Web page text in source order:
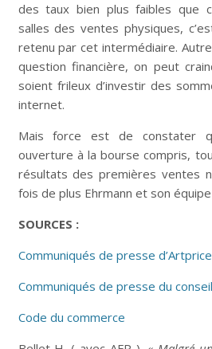
des taux bien plus faibles que
salles des ventes physiques,
retenu par cet intermédiaire.
question financière, on peut
soient frileux d’investir des
internet.
Mais force est de constater
ouverture à la bourse compris,
résultats des premières ventes
fois de plus Ehrmann et son
SOURCES :
Communiqués de presse d’Artprice
Communiqués de presse du
Code du commerce